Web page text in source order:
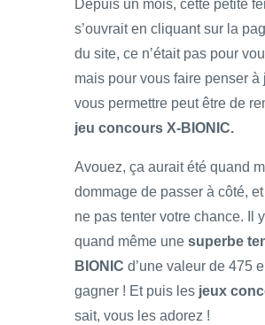
Depuis un mois, cette petite
s’ouvrait en cliquant sur la
du site, ce n’était pas pour
mais pour vous faire penser à
vous permettre peut être de
jeu concours X-BIONIC.
Avouez, ça aurait été quand
dommage de passer à côté,
ne pas tenter votre chance. Il
quand même une superbe
BIONIC d’une valeur de 475
gagner ! Et puis les jeux
sait, vous les adorez !